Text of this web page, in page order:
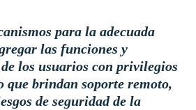
para la adecuada
las funciones y
los usuarios con privilegios
que brindan soporte remoto,
de seguridad de la